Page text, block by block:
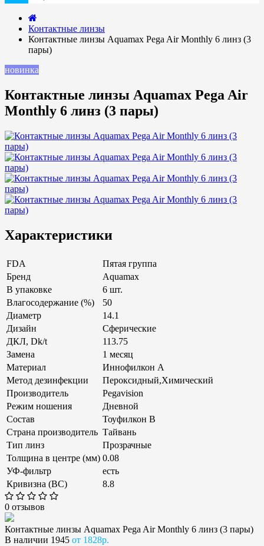
Контактные линзы
Контактные линзы Aquamax Pega Air Monthly 6 линз (3
пары)
новинка
Контактные линзы Aquamax Pega Air
Monthly 6 линз (3 пары)
Характеристики
FDA
Пятая группа
Бренд
Aquamax
В упаковке
6 шт.
Влагосодержание (%)
50
Диаметр
14.1
Дизайн
Сферические
ДКЛ, Dk/t
113.75
Замена
1 месяц
Материал
Иннофилкон А
Метод дезинфекции
Пероксидный,Химический
Производитель
Pegavision
Режим ношения
Дневной
Состав
Тоуфилкон В
Страна производитель Тайвань
Тип линз
Прозрачные
Толщина в центре (мм) 0.08
УФ-фильтр
есть
Кривизна (ВС)
8.8
0 отзывов
Контактные линзы Aquamax Pega Air Monthly 6 линз (3 пары)
В наличии 1945 от 1828р.